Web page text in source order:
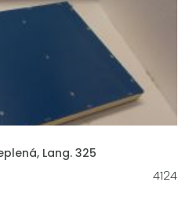
Lang. 325
4124